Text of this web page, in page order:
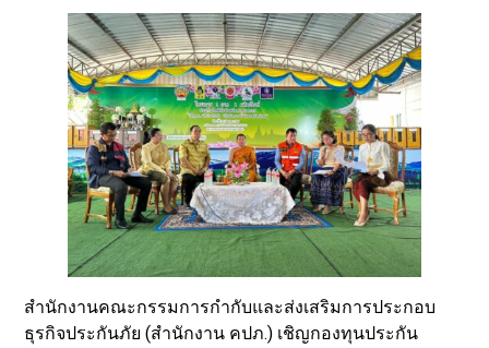
สำนักงานคณะกรรมการกำกับและส่งเสริมการประกอบ
ธุรกิจประกันภัย (สำนักงาน คปภ.) เชิญกองทุนประกัน